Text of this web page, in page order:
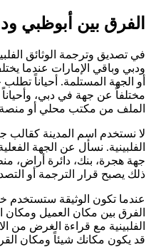
الفرق بين أبوظبي
في تصديق وترجمة الوثائق
ودبي وباقي الإمارات عندما
أو الجهة المستلمة. أحياناً
مختلفاً عن جهة في دبي، وأحياناً
الملف من مكتب محلي أو منصة
لا نستخدم اسم المدينة كقالب
الفلبينية. نسأل عن الجهة
جهة هجرة، بنك، دائرة أراض،
ذلك يصبح قرار الترجمة أو
عندما تكون الوثيقة ستستخدم
الفرق بين مكان العميل ومكان
الفلبينية مع قراءة الغرض من
قد يكون مكانك شيئاً ومكان